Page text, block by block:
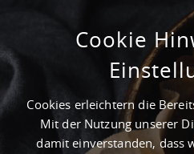
Provisionsfrei |
Logistik | 24/7
WittenEnnepe-Ruhr-
Cookie
Cookies erleichtern die
Mit der Nutzung unserer
damit einverstanden, dass